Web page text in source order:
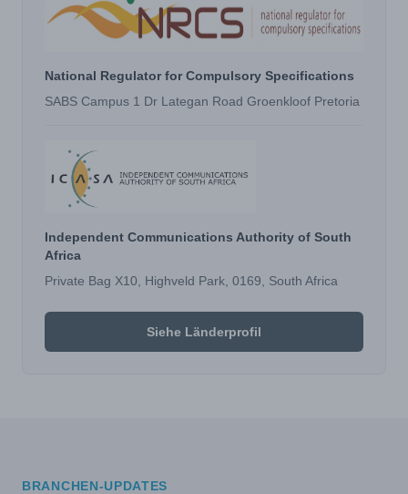
National Regulator for Compulsory Specifications
SABS Campus 1 Dr Lategan Road Groenkloof Pretoria
Independent Communications Authority of South
Africa
Private Bag X10, Highveld Park, 0169, South Africa
Siehe Länderprofil
BRANCHEN-UPDATES